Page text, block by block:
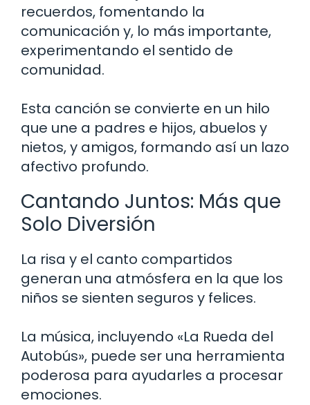
recuerdos, fomentando la
comunicación y, lo más importante,
experimentando el sentido de
comunidad.
Esta canción se convierte en un hilo
que une a padres e hijos, abuelos y
nietos, y amigos, formando así un lazo
afectivo profundo.
Cantando Juntos: Más que
Solo Diversión
La risa y el canto compartidos
generan una atmósfera en la que los
niños se sienten seguros y felices.
La música, incluyendo «La Rueda del
Autobús», puede ser una herramienta
poderosa para ayudarles a procesar
emociones.